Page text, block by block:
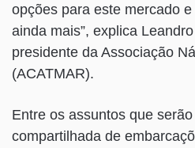
opções para este mercado
ainda mais”, explica Leandro
presidente da Associação
(ACATMAR).
Entre os assuntos que
compartilhada de